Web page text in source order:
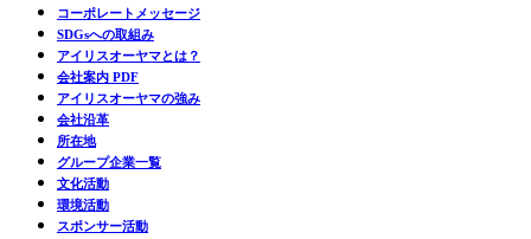
コーポレートメッセージ
SDGsへの取組み
アイリスオーヤマとは？
会社案内 PDF
アイリスオーヤマの強み
会社沿革
所在地
グループ企業一覧
文化活動
環境活動
スポンサー活動